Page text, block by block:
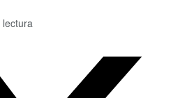
lectura